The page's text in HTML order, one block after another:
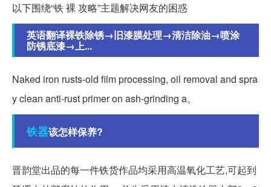
以下围绕“铁 裸 攻略”主题解决网友的困惑
英语翻译裸铁除锈→旧漆膜处理→清洁除油→喷涂
防锈底漆→上...
Naked iron rusts-old film processing, oil removal and spra
y clean anti-rust primer on ash-grinding a。
铁器该怎样保养?
晋韵堂出品的每一件铁货作品均采用高温氧化工艺,可起到